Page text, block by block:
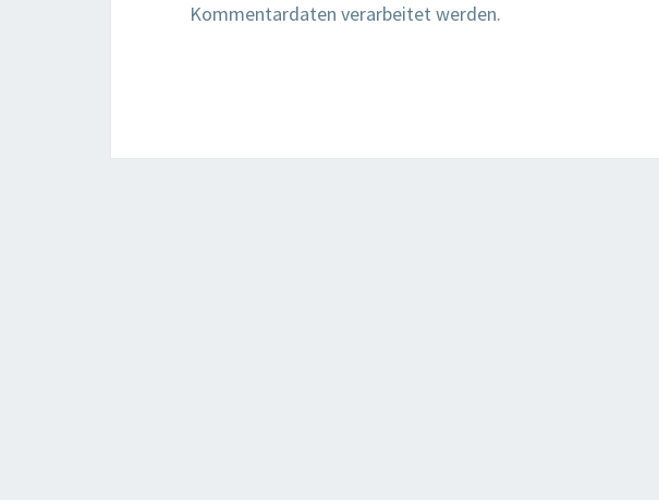
Kommentardaten verarbeitet werden.